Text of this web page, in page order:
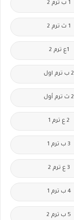
1 ب ترم 2
1 ث ترم 2
1ع ترم 2
2 ب ترم اول
2 ث ترم أول
2 ع ترم 1
3 ب ترم 1
3 ع ترم 2
4 ب ترم 1
5 ب ترم 2